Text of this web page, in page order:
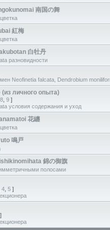
南国の舞
紅梅
白牡丹
разновидности
Neofinetia falcata, Dendrobium
личного опыта)
8 9 ]
условия содержания и уход
花纏
鳴戸
錦の御旗
полосами
4 5 ]
]